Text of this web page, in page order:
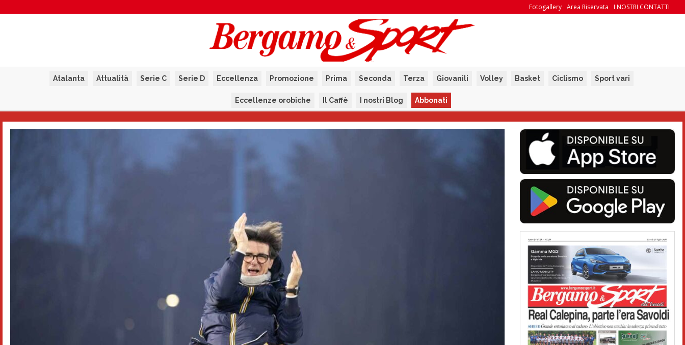
I NOSTRI CONTATTI
Area Riservata
Fotogallery
Atalanta Attualità Serie C Serie D Eccellenza Promozione Prima Seconda Terza Giovanili Volley Basket Ciclismo Sport vari
Eccellenze orobiche Il Caffè I nostri Blog Abbonati